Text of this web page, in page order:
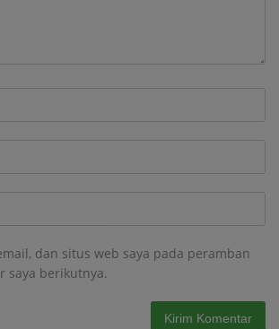
dan situs web saya pada peramban
saya berikutnya.